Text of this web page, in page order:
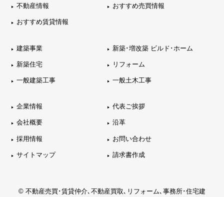
不動産情報 おすすめ売買情報
おすすめ賃貸情報
建築事業 新築･増改築 ビルド･ホーム
新築住宅 リフォーム
一般建築工事 一般土木工事
企業情報 代表ご挨拶
会社概要 沿革
採用情報 お問い合わせ
サイトマップ 請求書作成
© 不動産売買･賃貸仲介､不動産買取､リフォーム､事務所･住宅建